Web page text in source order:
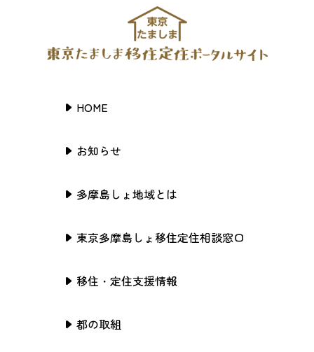
HOME
お知らせ
多摩島しょ地域とは
東京多摩島しょ移住定住相談窓口
移住・定住支援情報
都の取組